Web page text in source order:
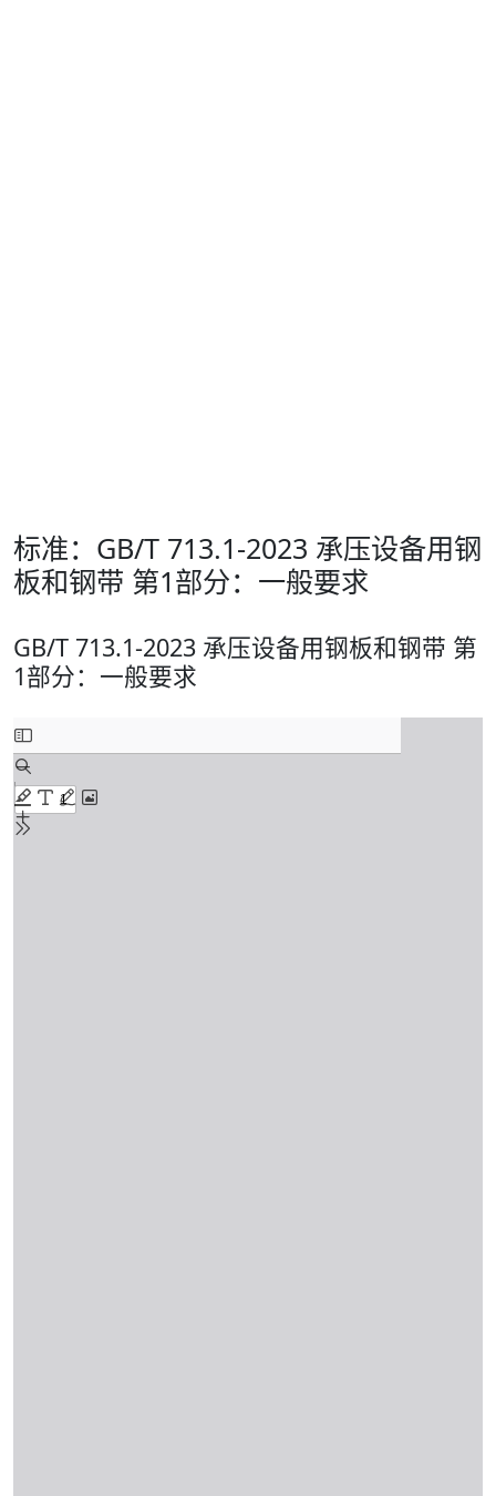
标准：GB/T 713.1-2023 承压设备用钢
板和钢带 第1部分：一般要求
GB/T 713.1-2023 承压设备用钢板和钢带 第
1部分：一般要求